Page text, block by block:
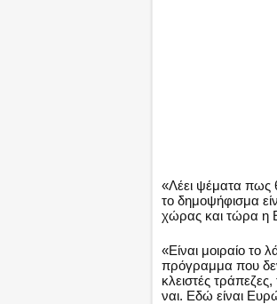
«Λέει ψέματα πως
το δημοψήφισμα
χώρας και τώρα η
«Είναι μοιραίο
πρόγραμμα που
κλειστές
ναι. Εδώ είναι